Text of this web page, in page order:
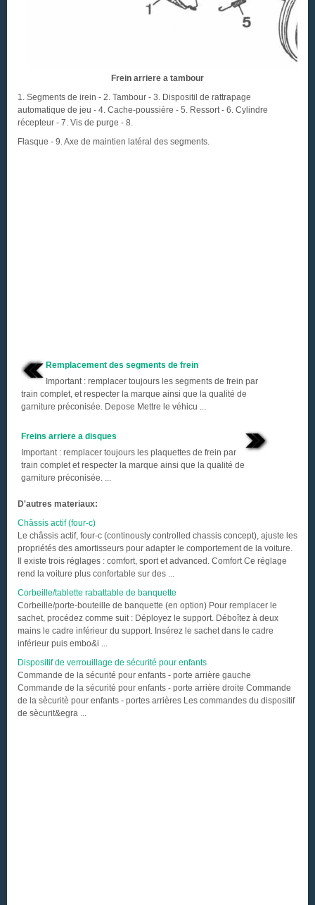
Frein arriere a tambour
1. Segments de irein - 2. Tambour - 3. Dispositil de rattrapage
automatique de jeu - 4. Cache-poussière - 5. Ressort - 6. Cylindre
récepteur - 7. Vis de purge - 8.
Flasque - 9. Axe de maintien latéral des segments.
Remplacement des segments de frein
Important : remplacer toujours les segments de frein par
train complet, et respecter la marque ainsi que la qualité de
garniture préconisée. Depose Mettre le véhicu ...
Freins arriere a disques
Important : remplacer toujours les plaquettes de frein par
train complet et respecter la marque ainsi que la qualité de
garniture préconisée. ...
D'autres materiaux:
Châssis actif (four-c)
Le châssis actif, four-c (continously controlled chassis concept), ajuste les
propriétés des amortisseurs pour adapter le comportement de la voiture.
Il existe trois réglages : comfort, sport et advanced. Comfort Ce réglage
rend la voiture plus confortable sur des ...
Corbeille/tablette rabattable de banquette
Corbeille/porte-bouteille de banquette (en option) Pour remplacer le
sachet, procédez comme suit : Déployez le support. Déboîtez à deux
mains le cadre inférieur du support. Insérez le sachet dans le cadre
inférieur puis embo&i ...
Dispositif de verrouillage de sécurité pour enfants
Commande de la sécurité pour enfants - porte arrière gauche
Commande de la sécurité pour enfants - porte arrière droite Commande
de la sècuritè pour enfants - portes arrières Les commandes du dispositif
de sècurit&egra ...